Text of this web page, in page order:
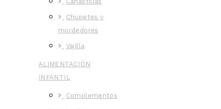
Chupetes y
mordedores
Vajilla
ALIMENTACIÓN
INFANTIL
Complementos